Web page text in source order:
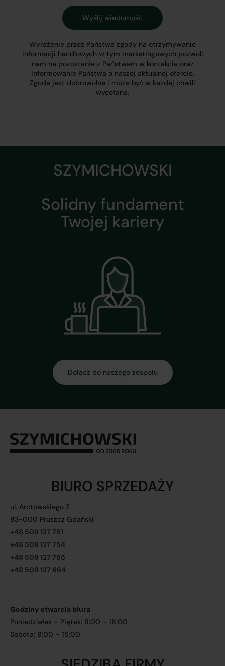
Wyrażenie przez Państwa zgody na otrzymywanie
informacji handlowych w tym marketingowych pozwoli
nam na pozostanie z Państwem w kontakcie oraz
informowanie Państwa o naszej aktualnej ofercie.
Zgoda jest dobrowolna i może być w każdej chwili
wycofana.
BIURO SPRZEDAŻY
ul. Arctowskiego 2
83-000 Pruszcz Gdański
+48 509 127 751
+48 509 127 754
+48 509 127 755
+48 509 127 664
Godziny otwarcia biura
Poniedziałek – Piątek: 8:00 – 18:00
Sobota: 9:00 – 15:00
SZYMICHOWSKI
Solidny fundament
Twojej kariery
Dołącz do naszego zespołu